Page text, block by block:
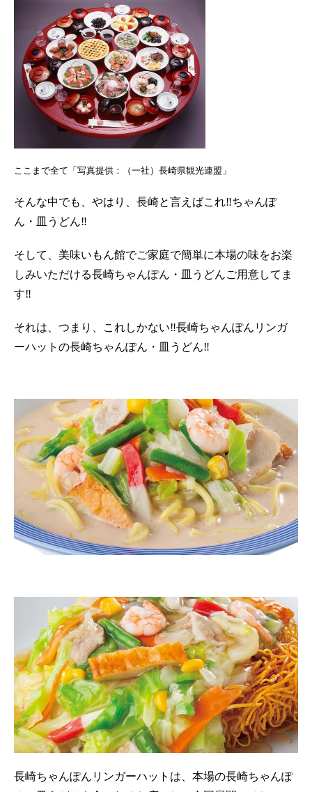
ここまで全て「写真提供：（一社）長崎県観光連盟」
そんな中でも、やはり、長崎と言えばこれ‼ちゃんぽ
ん・皿うどん‼
そして、美味いもん館でご家庭で簡単に本場の味をお楽
しみいただける長崎ちゃんぽん・皿うどんご用意してま
す‼
それは、つまり、これしかない‼長崎ちゃんぽんリンガ
ーハットの長崎ちゃんぽん・皿うどん‼
長崎ちゃんぽんリンガーハットは、本場の長崎ちゃんぽ